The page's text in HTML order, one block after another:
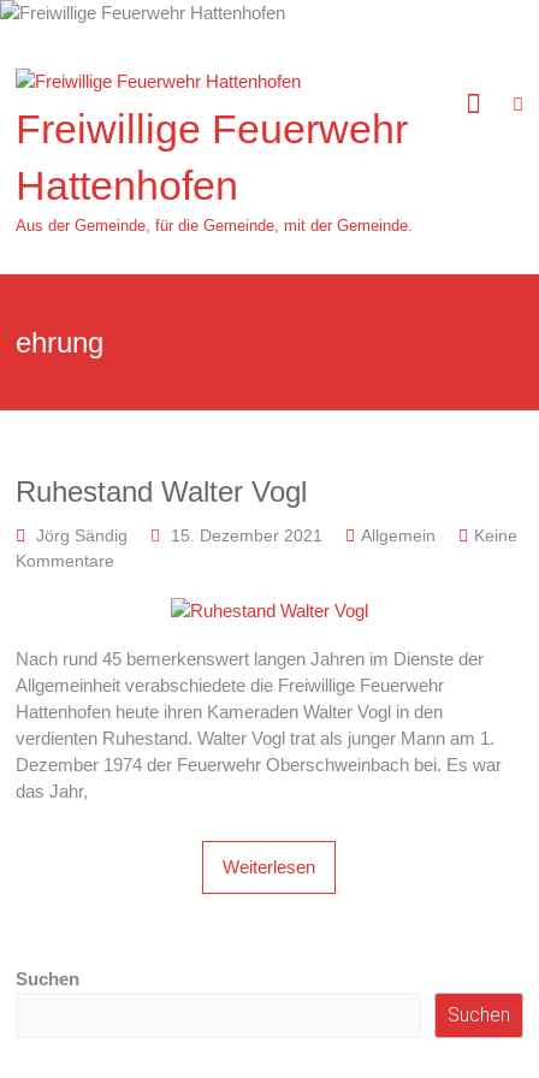
Zum
springen
Freiwillige Feuerwehr
Hattenhofen
Aus der Gemeinde, für die Gemeinde, mit der Gemeinde.
ehrung
Ruhestand Walter Vogl
Jörg Sändig 15. Dezember 2021 Allgemein
Keine
Kommentare
Nach rund 45 bemerkenswert langen Jahren im Dienste der
Allgemeinheit verabschiedete die Freiwillige Feuerwehr
Hattenhofen heute ihren Kameraden Walter Vogl in den
verdienten Ruhestand. Walter Vogl trat als junger Mann am 1.
Dezember 1974 der Feuerwehr Oberschweinbach bei. Es war
das Jahr,
Weiterlesen
Suchen
Suchen